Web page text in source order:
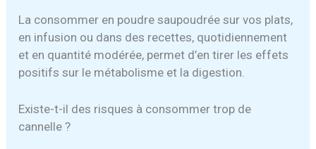
La consommer en poudre saupoudrée sur vos plats,
en infusion ou dans des recettes, quotidiennement
et en quantité modérée, permet d’en tirer les effets
positifs sur le métabolisme et la digestion.
Existe-t-il des risques à consommer trop de
cannelle ?